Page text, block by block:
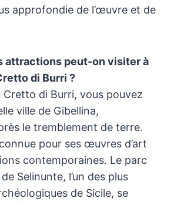
approfondie de l’œuvre et de
attractions peut-on visiter à
di Burri ?
di Burri, vous pouvez
ville de Gibellina,
le tremblement de terre.
pour ses œuvres d’art
contemporaines. Le parc
Selinunte, l’un des plus
de Sicile, se